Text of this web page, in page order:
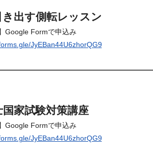
出す側転レッスン
Google Formで申込み
JyEBan44U6zhorQG9
家試験対策講座
Google Formで申込み
JyEBan44U6zhorQG9